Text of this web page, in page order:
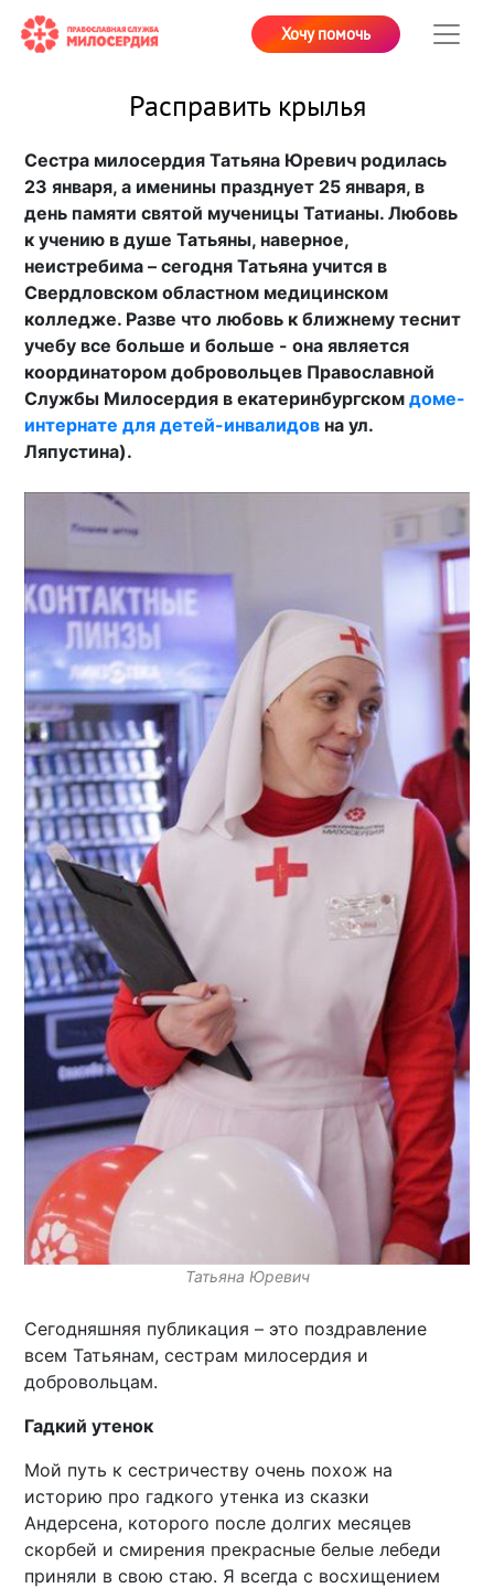
Хочу помочь
Расправить крылья
Сестра милосердия Татьяна Юревич родилась
23 января, а именины празднует 25 января, в
день памяти святой мученицы Татианы. Любовь
к учению в душе Татьяны, наверное,
неистребима – сегодня Татьяна учится в
Свердловском областном медицинском
колледже. Разве что любовь к ближнему теснит
учебу все больше и больше - она является
координатором добровольцев Православной
Службы Милосердия в екатеринбургскомдоме-
интернате для детей-инвалидов на ул.
Ляпустина).
Татьяна Юревич
Сегодняшняя публикация – это поздравление
всем Татьянам, сестрам милосердия и
добровольцам.
Гадкий утенок
Мой путь к сестричеству очень похож на
историю про гадкого утенка из сказки
Андерсена, которого после долгих месяцев
скорбей и смирения прекрасные белые лебеди
приняли в свою стаю. Я всегда с восхищением